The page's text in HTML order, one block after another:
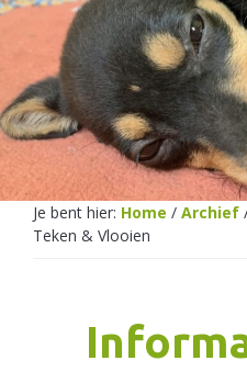
Netherlands
Je bent hier: Home / Archief
Teken & Vlooien